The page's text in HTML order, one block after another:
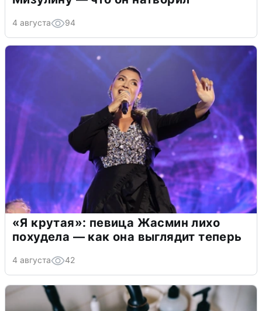
4 августа 94
«Я крутая»: певица Жасмин лихо
похудела — как она выглядит теперь
4 августа 42